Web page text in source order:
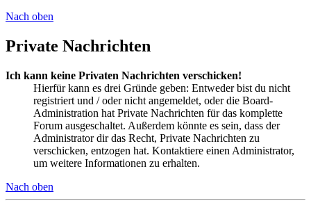
Nach oben
Private Nachrichten
Ich kann keine Privaten Nachrichten verschicken!
Hierfür kann es drei Gründe geben: Entweder bist du nicht
registriert und / oder nicht angemeldet, oder die Board-
Administration hat Private Nachrichten für das komplette
Forum ausgeschaltet. Außerdem könnte es sein, dass der
Administrator dir das Recht, Private Nachrichten zu
verschicken, entzogen hat. Kontaktiere einen Administrator,
um weitere Informationen zu erhalten.
Nach oben